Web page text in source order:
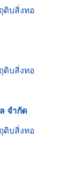
ดิบสิ่งทอ
ดิบสิ่งทอ
จำกัด
ดิบสิ่งทอ